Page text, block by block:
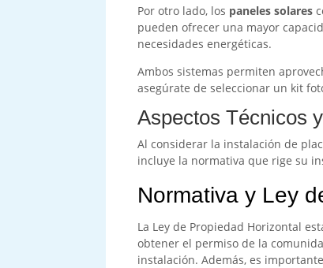
Por otro lado, los paneles solares
pueden ofrecer una mayor
necesidades energéticas.
Ambos sistemas permiten
asegúrate de seleccionar un kit
Aspectos Técnicos
Al considerar la instalación de
incluye la normativa que rige su
Normativa y Ley
La Ley de Propiedad Horizontal
obtener el permiso de la
instalación. Además, es